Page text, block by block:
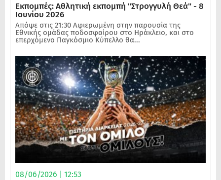
Εκπομπές: Αθλητική εκπομπή "Στρογγυλή Θεά" - 8
Ιουνίου 2026
Απόψε στις 21:30 Αφιερωμένη στην παρουσία της
Εθνικής ομάδας ποδοσφαίρου στο Ηράκλειο, και στο
επερχόμενο Παγκόσμιο Κύπελλο θα...
08/06/2026 | 12:53